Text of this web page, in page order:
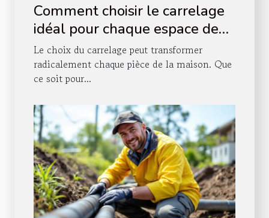
Comment choisir le carrelage
idéal pour chaque espace de
votre maison ?
Le choix du carrelage peut transformer
radicalement chaque pièce de la maison. Que
ce soit pour...